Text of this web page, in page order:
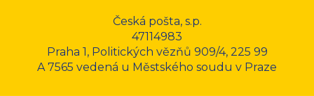
Česká pošta, s.p.
47114983
Praha 1, Politických vězňů 909/4, 225 99
A 7565 vedená u Městského soudu v Praze